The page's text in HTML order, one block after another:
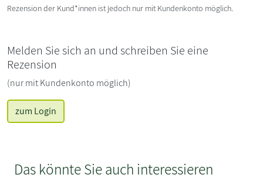
Rezension der Kund*innen ist jedoch nur mit Kundenkonto möglich.
Melden Sie sich an und schreiben Sie eine
Rezension
(nur mit Kundenkonto möglich)
zum Login
Das könnte Sie auch interessieren